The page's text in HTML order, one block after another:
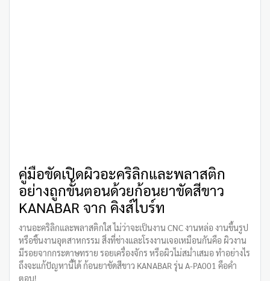
คู่มือขัดเปิดผิวอะคริลิกและพลาสติก
อย่างถูกขั้นตอนด้วยก้อนยาขัดสีขาว
KANABAR จาก คิงส์ไบร์ท
งานอะคริลิกและพลาสติกใส ไม่ว่าจะเป็นงาน CNC งานหล่อ งานขึ้นรูป
หรือชิ้นงานอุตสาหกรรม สิ่งที่ช่างและโรงงานเจอเหมือนกันคือ ผิวงาน
มีรอยจากกระดาษทราย รอยเครื่องจักร หรือผิวไม่สม่ำเสมอ ทำอย่างไร
ถึงจะแก้ปัญหานี้ได้ ก้อนยาขัดสีขาว KANABAR รุ่น A-PA001 คือคำ
ตอบ!